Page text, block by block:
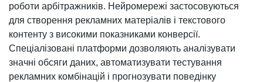
роботи арбітражників. Нейромережі застосовуються
для створення рекламних матеріалів і текстового
контенту з високими показниками конверсії.
Спеціалізовані платформи дозволяють аналізувати
значні обсяги даних, автоматизувати тестування
рекламних комбінацій і прогнозувати поведінку